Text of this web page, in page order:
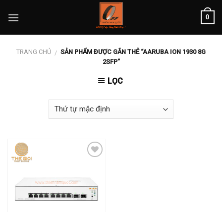
0
TRANG CHỦ / SẢN PHẨM ĐƯỢC GẮN THẺ “AARUBA ION 1930 8G
2SFP”
LỌC
wishlist